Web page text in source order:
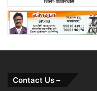
Contact Us –